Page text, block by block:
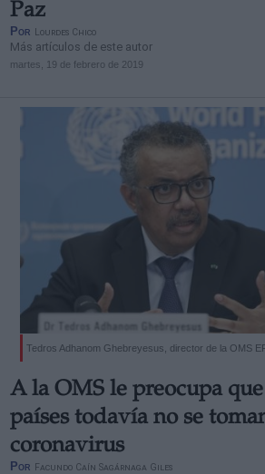
Paz
Por Lourdes Chico
Más artículos de este autor
martes, 19 de febrero de 2019
Tedros Adhanom Ghebreyesus, director de la OMS
A la OMS le preocupa
países todavía no se
coronavirus
Por Facundo Caín Sagárnaga Giles
Información adicional
link